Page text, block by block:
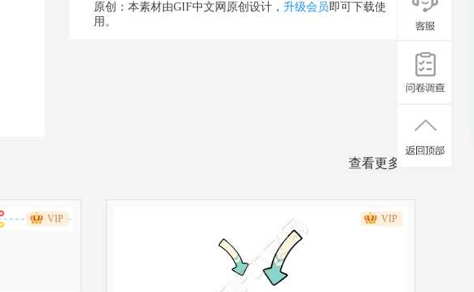
原创：本素材由GIF中文网原创设计， 升级会员即可下载使
用。
查看更多>>
VIP VIP